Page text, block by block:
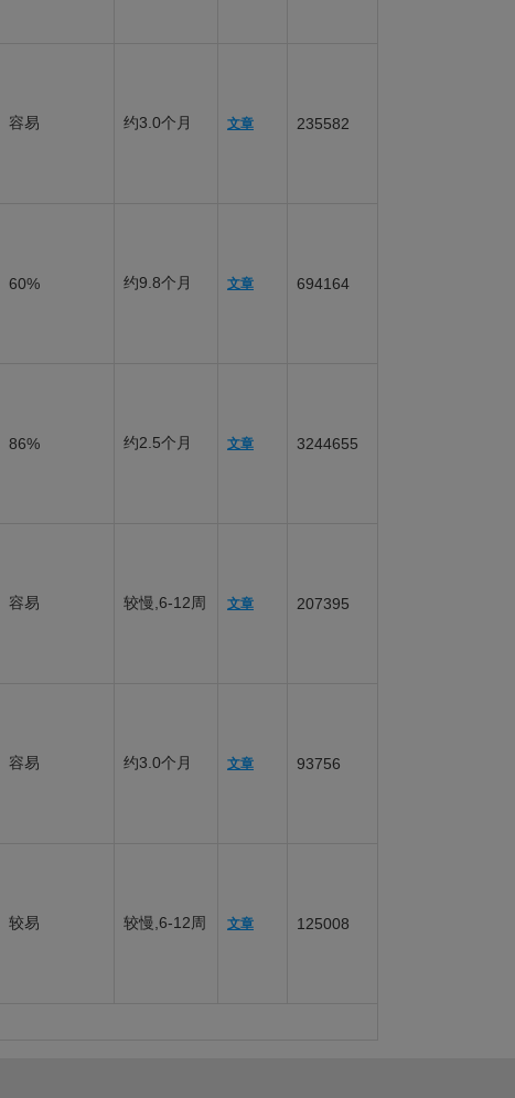
容易 约3.0个月 文章 235582
60% 约9.8个月 文章 694164
86% 约2.5个月 文章 3244655
容易 较慢,6-12周 文章 207395
容易 约3.0个月 文章 93756
较易 较慢,6-12周 文章 125008